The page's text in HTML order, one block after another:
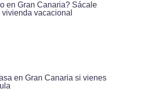
en Gran Canaria? Sácale
vacacional
en Gran Canaria si vienes